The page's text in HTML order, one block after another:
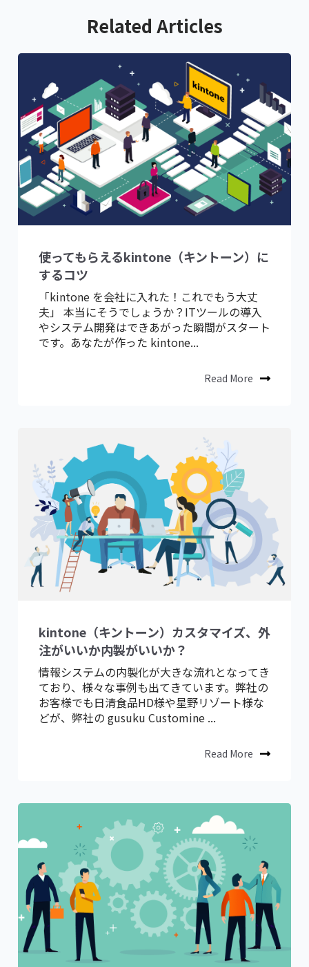
Related Articles
使ってもらえるkintone（キントーン）に
するコツ
「kintone を会社に入れた！これでもう大丈
夫」 本当にそうでしょうか？ITツールの導入
やシステム開発はできあがった瞬間がスタート
です。あなたが作った kintone...
Read More
kintone（キントーン）カスタマイズ、外
注がいいか内製がいいか？
情報システムの内製化が大きな流れとなってき
ており、様々な事例も出てきています。弊社の
お客様でも日清食品HD様や星野リゾート様な
どが、弊社の gusuku Customine ...
Read More